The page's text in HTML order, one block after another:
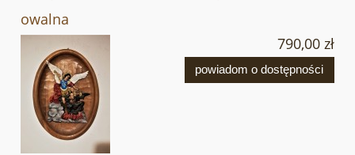
owalna
790,00 zł
powiadom o dostępności